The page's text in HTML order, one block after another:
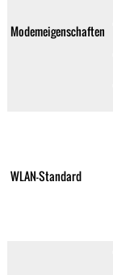
Modemeigenschaften
WLAN-Standard